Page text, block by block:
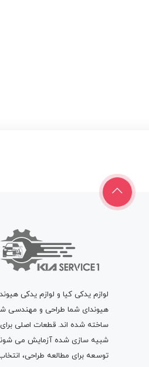
لوازم یدکی کیا و لوازم یدکی
هیوندای شما طراحی و مهندسی شده
ساخته شده اند. قطعات اصلی
شبیه سازی شده آزمایش می
توسعه برای مطالعه طراحی،